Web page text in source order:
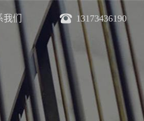
13173436190
我们